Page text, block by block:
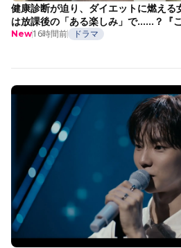
健康診断が迫り、ダイエットに燃える
は放課後の「ある楽しみ」で……？『
New16時間前 ドラマ